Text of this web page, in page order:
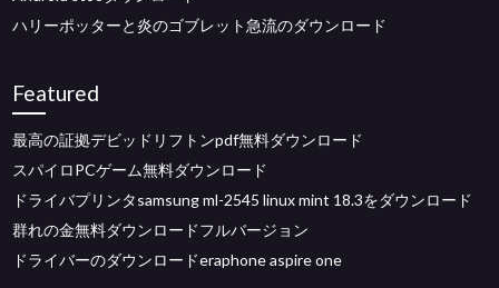
ハリーポッターと炎のゴブレット急流のダウンロード
Featured
最高の証拠デビッドリフトンpdf無料ダウンロード
スパイロPCゲーム無料ダウンロード
ドライバプリンタsamsung ml-2545 linux mint 18.3をダウンロード
群れの金無料ダウンロードフルバージョン
ドライバーのダウンロードeraphone aspire one